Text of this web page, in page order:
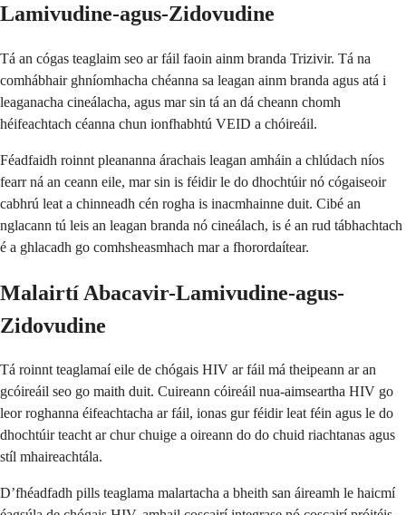
Lamivudine-agus-Zidovudine
Tá an cógas teaglaim seo ar fáil faoin ainm branda Trizivir. Tá na
comhábhair ghníomhacha chéanna sa leagan ainm branda agus atá i
leaganacha cineálacha, agus mar sin tá an dá cheann chomh
héifeachtach céanna chun ionfhabhtú VEID a chóireáil.
Féadfaidh roinnt pleananna árachais leagan amháin a chlúdach níos
fearr ná an ceann eile, mar sin is féidir le do dhochtúir nó cógaiseoir
cabhrú leat a chinneadh cén rogha is inacmhainne duit. Cibé an
nglacann tú leis an leagan branda nó cineálach, is é an rud tábhachtach
é a ghlacadh go comhsheasmhach mar a fhorordaítear.
Malairtí Abacavir-Lamivudine-agus-
Zidovudine
Tá roinnt teaglamaí eile de chógais HIV ar fáil má theipeann ar an
gcóireáil seo go maith duit. Cuireann cóireáil nua-aimseartha HIV go
leor roghanna éifeachtacha ar fáil, ionas gur féidir leat féin agus le do
dhochtúir teacht ar chur chuige a oireann do do chuid riachtanas agus
stíl mhaireachtála.
D’fhéadfadh pills teaglama malartacha a bheith san áireamh le haicmí